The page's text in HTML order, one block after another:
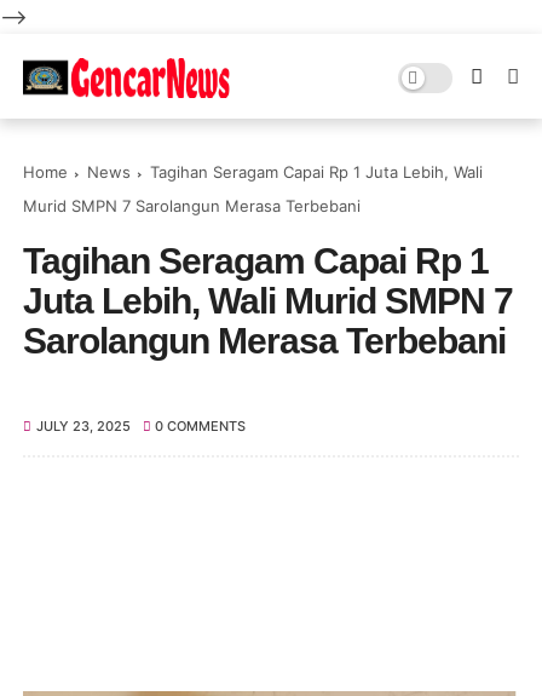
-->
Home News
Tagihan Seragam Capai Rp 1 Juta Lebih, Wali
Murid SMPN 7 Sarolangun Merasa Terbebani
Tagihan Seragam Capai Rp 1
Juta Lebih, Wali Murid SMPN 7
Sarolangun Merasa Terbebani
JULY 23, 2025 0 COMMENTS